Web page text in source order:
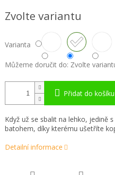
cena:
Zvolte variantu
Varianta
Můžeme doručit do: Zvolte
Přidat do košíku
Když už se sbalit na lehko, jedině
batohem, díky kterému ušetříte
Detailní informace